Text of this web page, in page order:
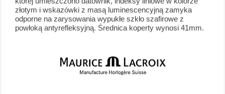
złotym i wskazówki z masą luminescencyjną zamyka
odporne na zarysowania wypukłe szkło szafirowe z
powłoką antyrefleksyjną. Średnica koperty wynosi 41mm.